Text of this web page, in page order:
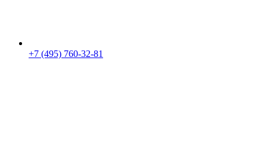
+7 (495) 760-32-81